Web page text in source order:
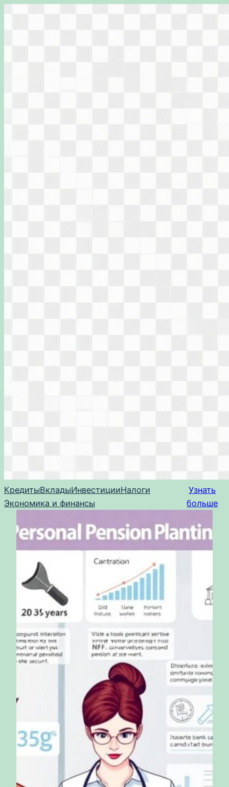
КредитыВкладыИнвестицииНалоги
Экономика и финансы
Узнать
больше